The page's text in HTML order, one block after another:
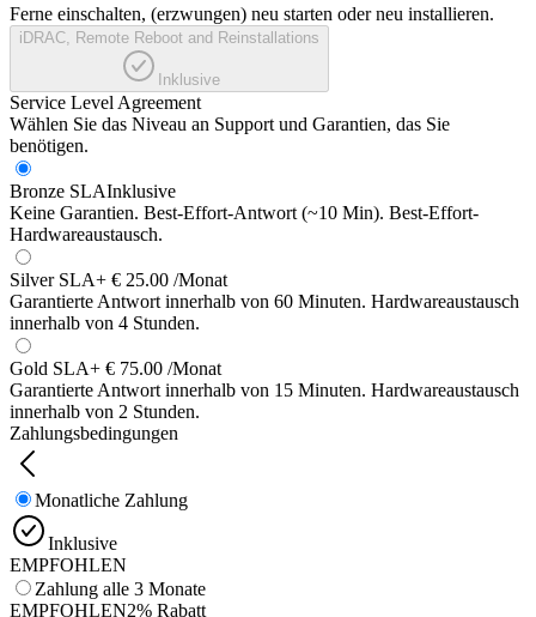
Ferne einschalten, (erzwungen) neu starten oder neu installieren.
iDRAC, Remote Reboot and Reinstallations
Inklusive
Service Level Agreement
Wählen Sie das Niveau an Support und Garantien, das Sie
benötigen.
Bronze SLAInklusive
Keine Garantien. Best-Effort-Antwort (~10 Min). Best-Effort-
Hardwareaustausch.
Silver SLA+ € 25.00 /Monat
Garantierte Antwort innerhalb von 60 Minuten. Hardwareaustausch
innerhalb von 4 Stunden.
Gold SLA+ € 75.00 /Monat
Garantierte Antwort innerhalb von 15 Minuten. Hardwareaustausch
innerhalb von 2 Stunden.
Zahlungsbedingungen
Monatliche Zahlung
Inklusive
EMPFOHLEN
Zahlung alle 3 Monate
EMPFOHLEN2% Rabatt